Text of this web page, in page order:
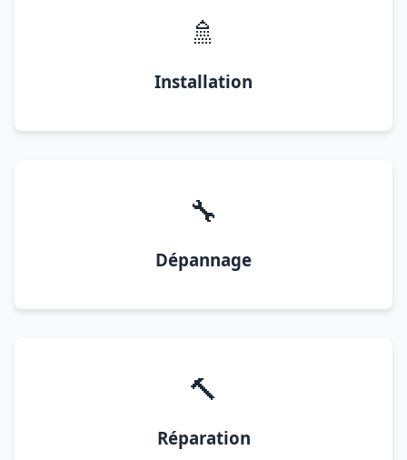
🚿
Installation
🔧
Dépannage
🔨
Réparation